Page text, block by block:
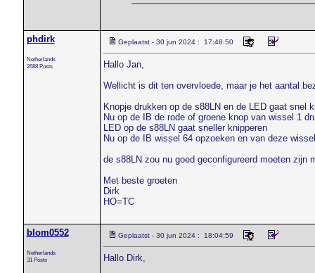
phdirk
Netherlands
2688 Posts
Geplaatst - 30 jun 2024 : 17:48:50
Hallo Jan,
Wellicht is dit ten overvloede, maar je het aantal
Knopje drukken op de s88LN en de LED gaat snel
Nu op de IB de rode of groene knop van wissel 1
LED op de s88LN gaat sneller knipperen
Nu op de IB wissel 64 opzoeken en van deze
de s88LN zou nu goed geconfigureerd moeten zijn
Met beste groeten
Dirk
HO=TC
blom0552
Netherlands
31 Posts
Geplaatst - 30 jun 2024 : 18:04:59
Hallo Dirk,